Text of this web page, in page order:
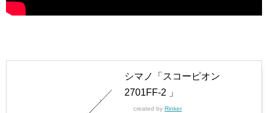
シマノ「スコーピオン
2701FF-2 」
created by Rinker